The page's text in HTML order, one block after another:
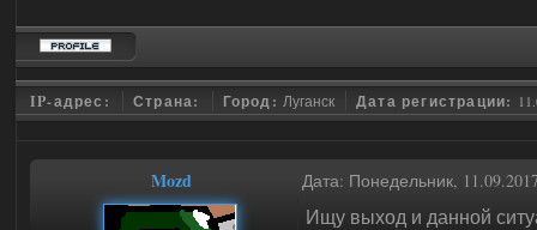
IP-адрес: Страна: Город:Луганск Дата регистрации:
Mozd Дата: Понедельник,
Ищу выход и данной